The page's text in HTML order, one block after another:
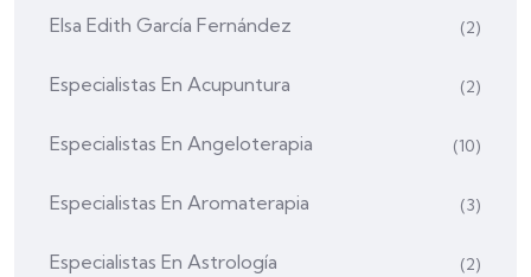
Elsa Edith García Fernández (2)
Especialistas En Acupuntura (2)
Especialistas En Angeloterapia (10)
Especialistas En Aromaterapia (3)
Especialistas En Astrología (2)